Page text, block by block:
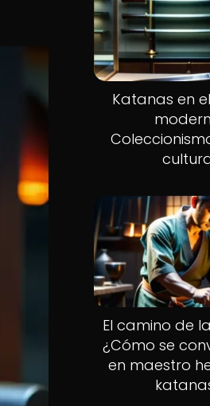
Katanas en
El camino de
¿Cómo se
en maestro